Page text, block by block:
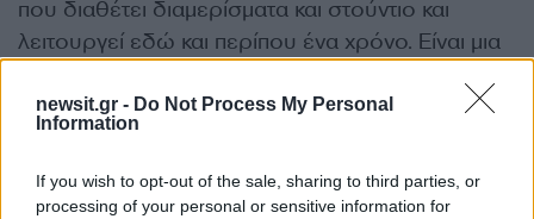
newsit.gr - Do Not Process My Personal
Information
If you wish to opt-out of the sale, sharing to third parties, or
processing of your personal or sensitive information for
που διαθέτει διαμερίσματα και στούντιο και
λειτουργεί εδώ και περίπου ένα χρόνο. Είναι μια
οικογενειακές αποδράσεις καθώς προσφέρει
όλα όσα χρειάζεται μια οικογένεια, όλα όσα
δηλαδή διαθέτει ένα σπίτι. Είναι επίσης
κατάλληλο για επαγγελματικά ταξίδια, καθώς